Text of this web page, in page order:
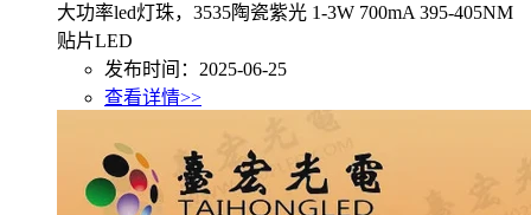
大功率led灯珠，3535陶瓷紫光 1-3W 700mA 395-405NM
贴片LED
发布时间：2025-06-25
查看详情>>